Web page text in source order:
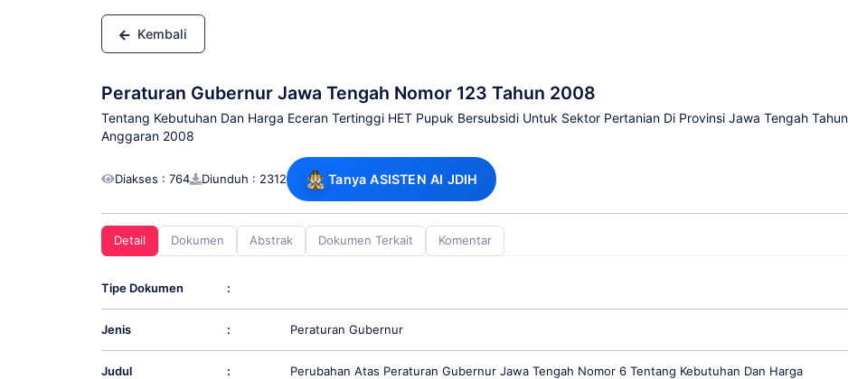
Kembali
Peraturan Gubernur Jawa Tengah Nomor 123 Tahun 2008
Tentang Kebutuhan Dan Harga Eceran Tertinggi HET Pupuk Bersubsidi Untuk Sektor Pertanian Di Provinsi Jawa Tengah Tahun
Anggaran 2008
Diakses : 764 Diunduh : 2312 Tanya ASISTEN AI JDIH
Detail Dokumen Abstrak Dokumen Terkait Komentar
Tipe Dokumen :
Jenis : Peraturan Gubernur
Judul :
Perubahan Atas Peraturan Gubernur Jawa Tengah Nomor 6 Tentang Kebutuhan Dan Harga